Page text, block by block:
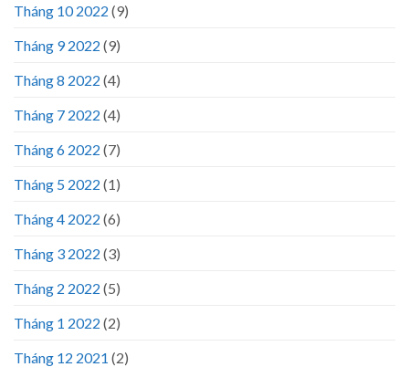
Tháng 10 2022 (9)
Tháng 9 2022 (9)
Tháng 8 2022 (4)
Tháng 7 2022 (4)
Tháng 6 2022 (7)
Tháng 5 2022 (1)
Tháng 4 2022 (6)
Tháng 3 2022 (3)
Tháng 2 2022 (5)
Tháng 1 2022 (2)
Tháng 12 2021 (2)